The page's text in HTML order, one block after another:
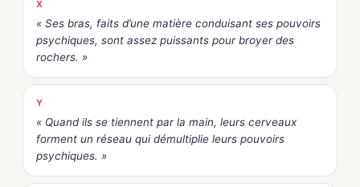
X
« Ses bras, faits d’une matière conduisant ses pouvoirs
psychiques, sont assez puissants pour broyer des
rochers. »
Y
« Quand ils se tiennent par la main, leurs cerveaux
forment un réseau qui démultiplie leurs pouvoirs
psychiques. »